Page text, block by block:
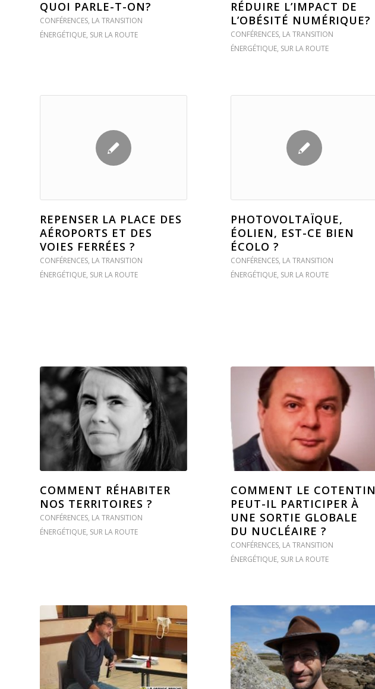
QUOI PARLE-T-ON?
CONFÉRENCES, LA TRANSITION
ÉNERGÉTIQUE, SUR LA ROUTE
RÉDUIRE L’IMPACT DE
L’OBÉSITÉ NUMÉRIQUE?
CONFÉRENCES, LA TRANSITION
ÉNERGÉTIQUE, SUR LA ROUTE
REPENSER LA PLACE DES
AÉROPORTS ET DES
VOIES FERRÉES ?
CONFÉRENCES, LA TRANSITION
ÉNERGÉTIQUE, SUR LA ROUTE
PHOTOVOLTAÏQUE,
ÉOLIEN, EST-CE BIEN
ÉCOLO ?
CONFÉRENCES, LA TRANSITION
ÉNERGÉTIQUE, SUR LA ROUTE
COMMENT RÉHABITER
NOS TERRITOIRES ?
CONFÉRENCES, LA TRANSITION
ÉNERGÉTIQUE, SUR LA ROUTE
COMMENT LE COTENTIN
PEUT-IL PARTICIPER À
UNE SORTIE GLOBALE
DU NUCLÉAIRE ?
CONFÉRENCES, LA TRANSITION
ÉNERGÉTIQUE, SUR LA ROUTE